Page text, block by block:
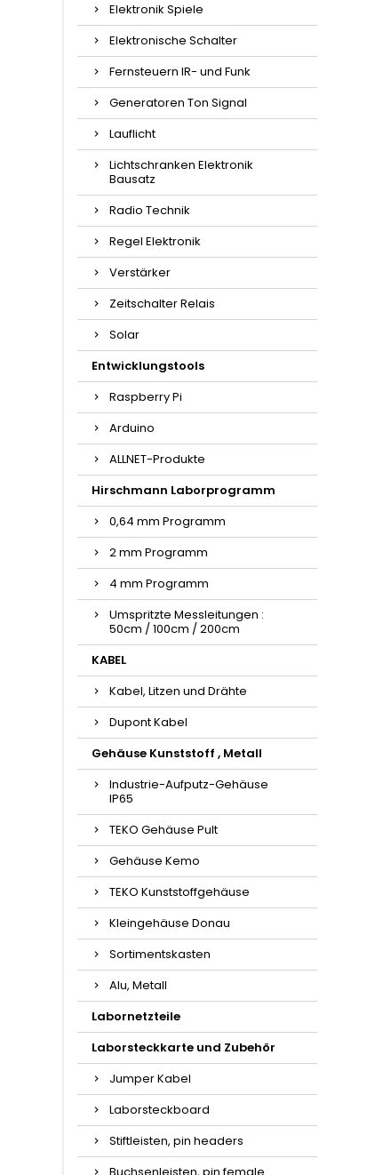
Elektronik Spiele
Elektronische Schalter
Fernsteuern IR- und Funk
Generatoren Ton Signal
Lauflicht
Lichtschranken Elektronik
Bausatz
Radio Technik
Regel Elektronik
Verstärker
Zeitschalter Relais
Solar
Entwicklungstools
Raspberry Pi
Arduino
ALLNET-Produkte
Hirschmann Laborprogramm
0,64 mm Programm
2 mm Programm
4 mm Programm
Umspritzte Messleitungen :
50cm / 100cm / 200cm
KABEL
Kabel, Litzen und Drähte
Dupont Kabel
Gehäuse Kunststoff , Metall
Industrie-Aufputz-Gehäuse
IP65
TEKO Gehäuse Pult
Gehäuse Kemo
TEKO Kunststoffgehäuse
Kleingehäuse Donau
Sortimentskasten
Alu, Metall
Labornetzteile
Laborsteckkarte und Zubehör
Jumper Kabel
Laborsteckboard
Stiftleisten, pin headers